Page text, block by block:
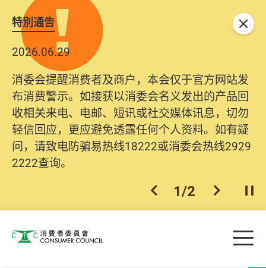
特別通告
2026.06.29
消委会提醒消费者及商户，本会仅于官方网站发
布消费警示。如接获以消委会名义发出的产品回
收相关来电、电邮、短讯或社交媒体讯息，切勿
轻信回应，更应避免透露任何个人资料。如有疑
问，请致电防骗易热线18222或消委会热线2929
2222查询。
上一个
1/2 下一个开
关闭
消费者委员会 目